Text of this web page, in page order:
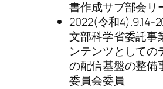
書作成サブ部会リ
2022(令和4).9.14-
文部科学省委託事
ンテンツとしての
の配信基盤の整備
委員会委員